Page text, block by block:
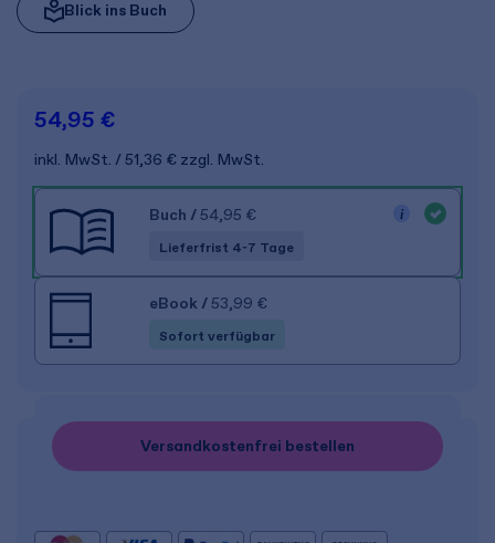
Blick ins Buch
54,95 €
inkl. MwSt. 51,36 € zzgl. MwSt.
Buch / 54,95 €
Lieferfrist 4-7 Tage
eBook / 53,99 €
Sofort verfügbar
Versandkostenfrei bestellen